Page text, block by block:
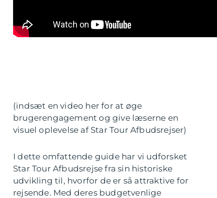
(indsæt en video her for at øge
brugerengagement og give læserne en
visuel oplevelse af Star Tour Afbudsrejser)
I dette omfattende guide har vi udforsket
Star Tour Afbudsrejse fra sin historiske
udvikling til, hvorfor de er så attraktive for
rejsende. Med deres budgetvenlige